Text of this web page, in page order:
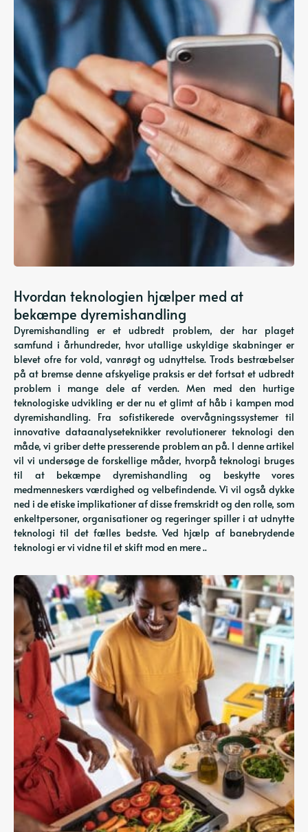
Hvordan teknologien hjælper med at
bekæmpe dyremishandling
Dyremishandling er et udbredt problem, der har plaget
samfund i århundreder, hvor utallige uskyldige skabninger er
blevet ofre for vold, vanrøgt og udnyttelse. Trods bestræbelser
på at bremse denne afskyelige praksis er det fortsat et udbredt
problem i mange dele af verden. Men med den hurtige
teknologiske udvikling er der nu et glimt af håb i kampen mod
dyremishandling. Fra sofistikerede overvågningssystemer til
innovative dataanalyseteknikker revolutionerer teknologi den
måde, vi griber dette presserende problem an på. I denne artikel
vil vi undersøge de forskellige måder, hvorpå teknologi bruges
til at bekæmpe dyremishandling og beskytte vores
medmenneskers værdighed og velbefindende. Vi vil også dykke
ned i de etiske implikationer af disse fremskridt og den rolle, som
enkeltpersoner, organisationer og regeringer spiller i at udnytte
teknologi til det fælles bedste. Ved hjælp af banebrydende
teknologi er vi vidne til et skift mod en mere ..